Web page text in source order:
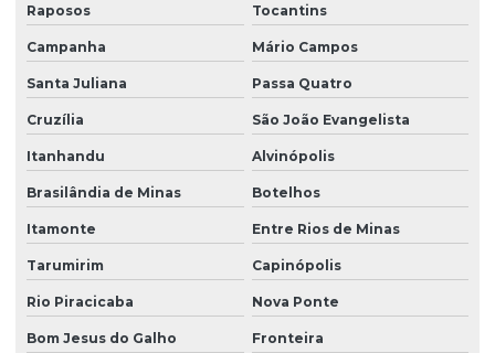
Raposos Tocantins
Campanha Mário Campos
Santa Juliana Passa Quatro
Cruzília São João Evangelista
Itanhandu Alvinópolis
Brasilândia de Minas Botelhos
Itamonte Entre Rios de Minas
Tarumirim Capinópolis
Rio Piracicaba Nova Ponte
Bom Jesus do Galho Fronteira